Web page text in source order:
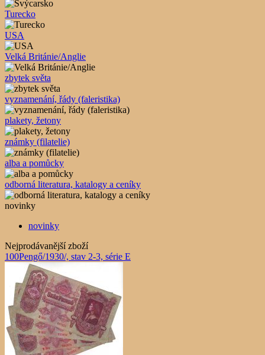
Turecko
USA
Velká Británie/Anglie
zbytek světa
vyznamenání, řády (faleristika)
plakety, žetony
známky (filatelie)
alba a pomůcky
odborná literatura, katalogy a ceníky
novinky
novinky
Nejprodávanější zboží
100Pengő/1930/, stav 2-3, série E